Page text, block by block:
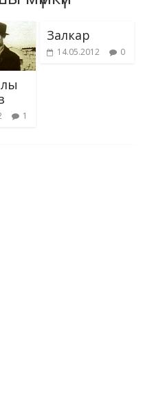
1
Залкар
14.05.2012 0